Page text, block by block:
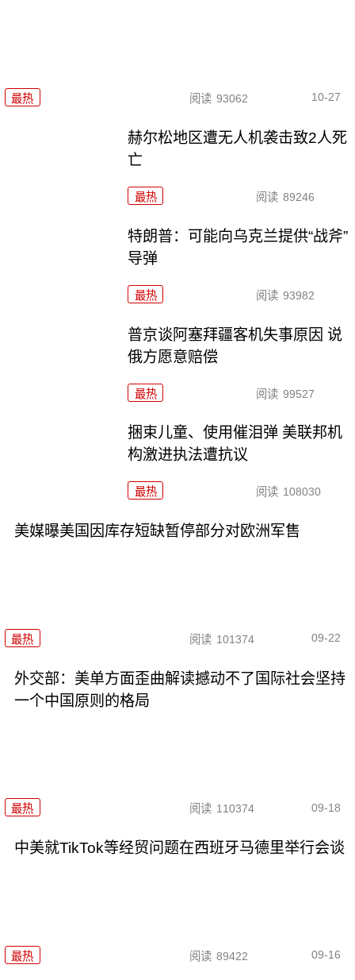
最热 阅读 93062 10-27
赫尔松地区遭无人机袭击致2人死
亡
最热 阅读 89246
特朗普：可能向乌克兰提供“战斧”
导弹
最热 阅读 93982
普京谈阿塞拜疆客机失事原因 说
俄方愿意赔偿
最热 阅读 99527
捆束儿童、使用催泪弹 美联邦机
构激进执法遭抗议
最热 阅读 108030
美媒曝美国因库存短缺暂停部分对欧洲军售
最热 阅读 101374 09-22
外交部：美单方面歪曲解读撼动不了国际社会坚持
一个中国原则的格局
最热 阅读 110374 09-18
中美就TikTok等经贸问题在西班牙马德里举行会谈
最热 阅读 89422 09-16